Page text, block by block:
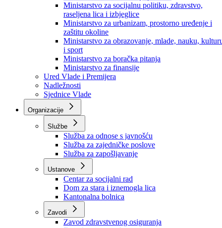
Ministarstvo za privredu
Ministarstvo za pravosuđe, upravu i radne odnose
Ministarstvo za unutrašnje poslove
Ministarstvo za socijalnu politiku, zdravstvo,
raseljena lica i izbjeglice
Ministarstvo za urbanizam, prostorno uređenje i
zaštitu okoline
Ministarstvo za obrazovanje, mlade, nauku,
i sport
Ministarstvo za boračka pitanja
Ministarstvo za finansije
Ured Vlade i Premijera
Nadležnosti
Sjednice Vlade
Organizacije
Službe
Služba za odnose s javnošću
Služba za zajedničke poslove
Služba za zapošljavanje
Ustanove
Centar za socijalni rad
Dom za stara i iznemogla lica
Kantonalna bolnica